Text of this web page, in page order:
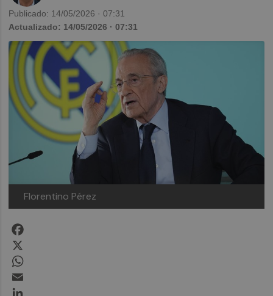
Publicado: 14/05/2026 · 07:31
Actualizado: 14/05/2026 · 07:31
Florentino Pérez